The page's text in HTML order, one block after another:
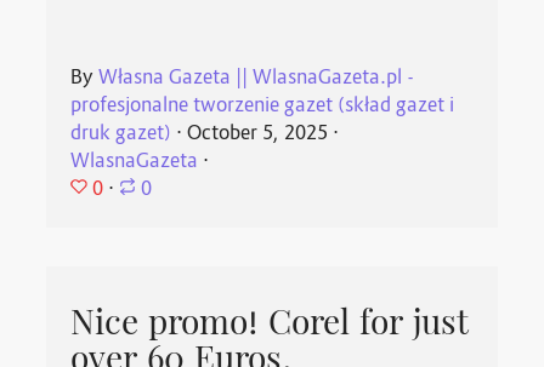
ByWłasna Gazeta || WlasnaGazeta.pl -
profesjonalne tworzenie gazet (skład gazet i
druk gazet) ⋅October 5, 2025 ⋅
WlasnaGazeta ⋅
0 ⋅ 0
Nice promo! Corel for just